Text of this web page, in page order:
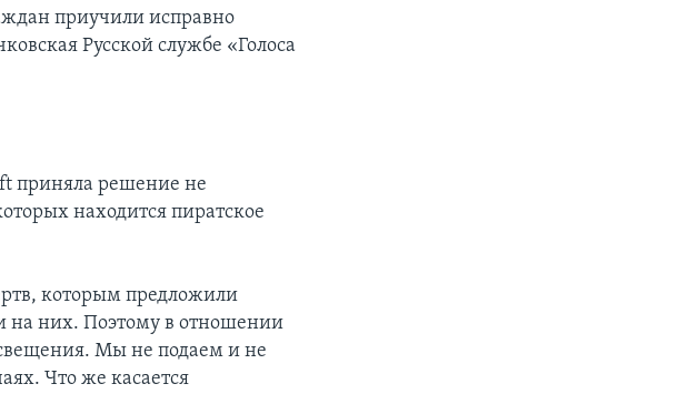
приучили исправно
Русской службе «Голоса
приняла решение не
находится пиратское
которым предложили
на них. Поэтому в отношении
Мы не подаем и не
Что же касается